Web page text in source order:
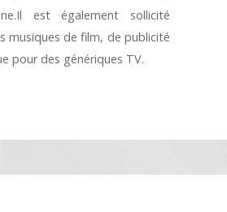
est également sollicité
musiques de film, de publicité
pour des génériques TV.